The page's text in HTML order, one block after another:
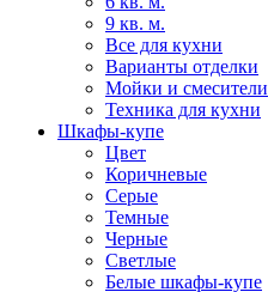
9 кв. м.
Все для кухни
Варианты отделки
Мойки и смесители
Техника для кухни
Шкафы-купе
Цвет
Коричневые
Серые
Темные
Черные
Светлые
Белые шкафы-купе